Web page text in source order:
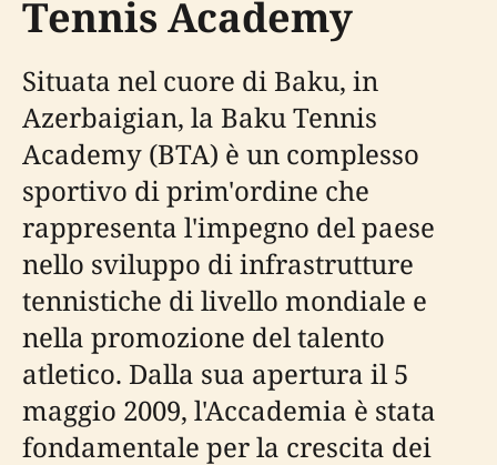
Tennis Academy
Situata nel cuore di Baku, in
Azerbaigian, la Baku Tennis
Academy (BTA) è un complesso
sportivo di prim'ordine che
rappresenta l'impegno del paese
nello sviluppo di infrastrutture
tennistiche di livello mondiale e
nella promozione del talento
atletico. Dalla sua apertura il 5
maggio 2009, l'Accademia è stata
fondamentale per la crescita dei